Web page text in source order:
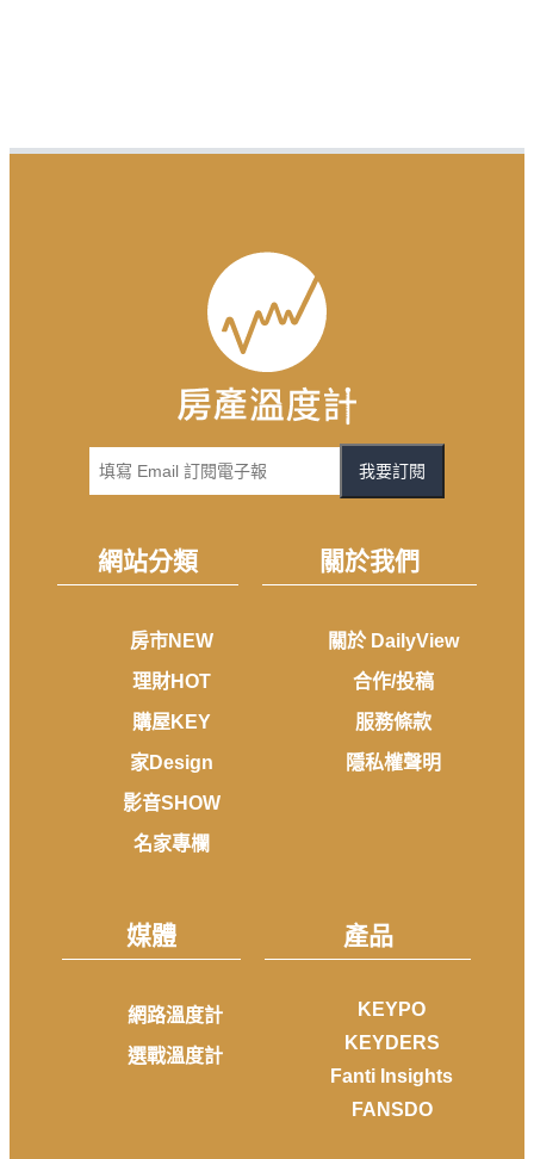
我要訂閱
網站分類
房市NEW
理財HOT
購屋KEY
家Design
影音SHOW
名家專欄
關於我們
關於 DailyView
合作/投稿
服務條款
隱私權聲明
媒體
網路溫度計
選戰溫度計
產品
KEYPO
KEYDERS
Fanti Insights
FANSDO